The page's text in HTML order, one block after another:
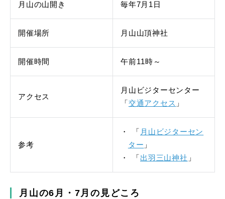
月山の山開き 毎年7月1日
開催場所 月山山頂神社
開催時間 午前11時～
アクセス
月山ビジターセンター
「 交通アクセス 」
参考
「 月山ビジターセン
ター 」
「 出羽三山神社 」
月山の6月・7月の見どころ